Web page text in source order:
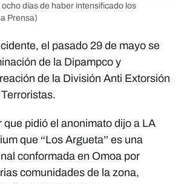
días de haber intensificado los
Prensa)
el pasado 29 de mayo se
de la Dipampco y
de la División Anti Extorsión
que pidió el anonimato dijo a LA
que “Los Argueta” es una
conformada en Omoa por
comunidades de la zona,